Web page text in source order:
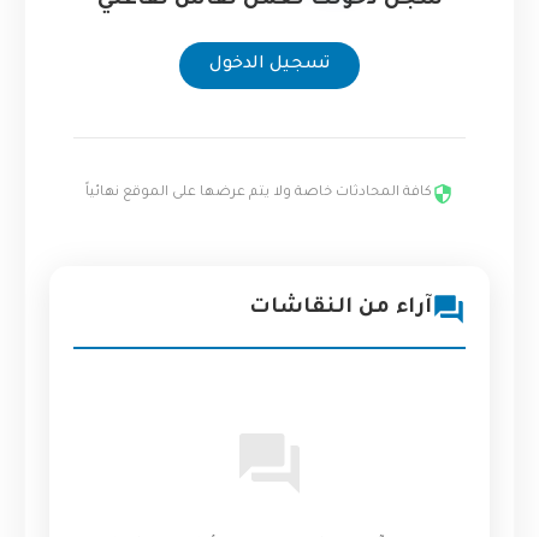
تسجيل الدخول
كافة المحادثات خاصة ولا يتم عرضها على الموقع نهائياً
آراء من النقاشات